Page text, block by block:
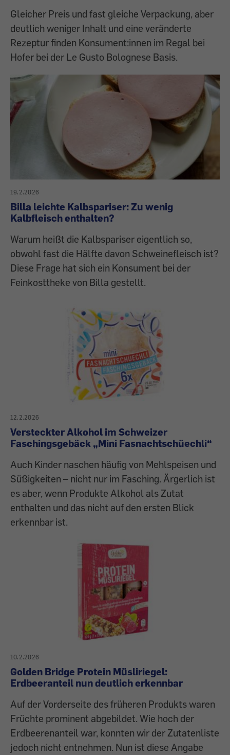
Gleicher Preis und fast gleiche Verpackung, aber
deutlich weniger Inhalt und eine veränderte
Rezeptur finden Konsument:innen im Regal bei
Hofer bei der Le Gusto Bolognese Basis.
19.2.2026
Billa leichte Kalbspariser: Zu wenig
Kalbfleisch enthalten?
Warum heißt die Kalbspariser eigentlich so,
obwohl fast die Hälfte davon Schweinefleisch ist?
Diese Frage hat sich ein Konsument bei der
Feinkosttheke von Billa gestellt.
12.2.2026
Versteckter Alkohol im Schweizer
Faschingsgebäck „Mini Fasnachtschüechli“
Auch Kinder naschen häufig von Mehlspeisen und
Süßigkeiten – nicht nur im Fasching. Ärgerlich ist
es aber, wenn Produkte Alkohol als Zutat
enthalten und das nicht auf den ersten Blick
erkennbar ist.
10.2.2026
Golden Bridge Protein Müsliriegel:
Erdbeeranteil nun deutlich erkennbar
Auf der Vorderseite des früheren Produkts waren
Früchte prominent abgebildet. Wie hoch der
Erdbeerenanteil war, konnten wir der Zutatenliste
jedoch nicht entnehmen. Nun ist diese Angabe